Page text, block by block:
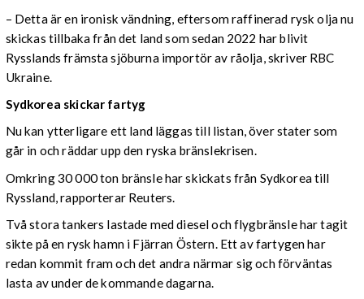
– Detta är en ironisk vändning, eftersom raffinerad rysk olja nu
skickas tillbaka från det land som sedan 2022 har blivit
Rysslands främsta sjöburna importör av råolja, skriver RBC
Ukraine.
Sydkorea skickar fartyg
Nu kan ytterligare ett land läggas till listan, över stater som
går in och räddar upp den ryska bränslekrisen.
Omkring 30 000 ton bränsle har skickats från Sydkorea till
Ryssland, rapporterar Reuters.
Två stora tankers lastade med diesel och flygbränsle har tagit
sikte på en rysk hamn i Fjärran Östern. Ett av fartygen har
redan kommit fram och det andra närmar sig och förväntas
lasta av under de kommande dagarna.